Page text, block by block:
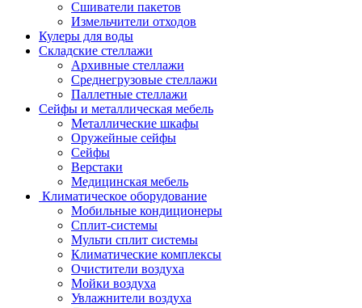
Сшиватели пакетов
Измельчители отходов
Кулеры для воды
Складские стеллажи
Архивные стеллажи
Среднегрузовые стеллажи
Паллетные стеллажи
Сейфы и металлическая мебель
Металлические шкафы
Оружейные сейфы
Сейфы
Верстаки
Медицинская мебель
Климатическое оборудование
Мобильные кондиционеры
Сплит-системы
Мульти сплит системы
Климатические комплексы
Очистители воздуха
Мойки воздуха
Увлажнители воздуха